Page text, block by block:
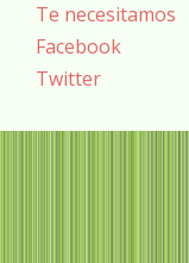
Te necesitamos
Facebook
Twitter